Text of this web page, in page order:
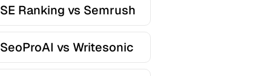
SE Ranking vs Semrush
SeoProAI vs Writesonic